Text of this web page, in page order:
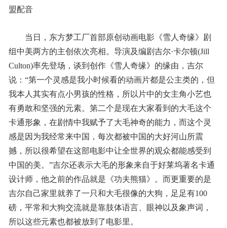
盟配音
当日，东方梦工厂首部原创动画电影《雪人奇缘》剧
组中美两方的主创依次亮相。导演及编剧吉尔·卡尔顿(Jill
Culton)率先登场，谈到创作《雪人奇缘》的缘由，吉尔
说：“第一个灵感是我小时候看的动画片都是公主类的，但
我本人其实有点小男孩的性格，所以片中的女主角小艺也
有勇敢和坚强的元素。第二个是现在大家看到的大毛这个
卡通形象，在剧情中我赋予了大毛神奇的能力，而这个灵
感是因为我经常来中国，每次都被中国的大好河山所震
撼，所以很希望在这部电影中让全世界的观众都能感受到
中国的美。”吉尔还表示大毛的形象来自于好莱坞著名卡通
设计师，他之前的作品就是《功夫熊猫》。而更重要的是
吉尔自己家里就养了一只和大毛很像的大狗，足足有100
磅，平常和大狗交流就是靠肢体语言、眼神以及象声词，
所以这些元素也都被放到了电影里。